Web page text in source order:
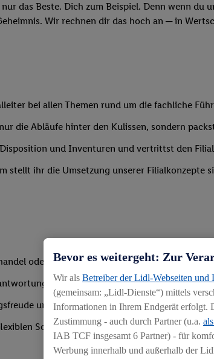
das Beste. Dich zum Beispiel. Denn wenn
Wir rechnen dir das hoch an ─ in
bei allen Themen rund um die fachliche
die Abläufe hinter den Kulissen, sondern
und Inventuren und vertrittst den
stellt ihr die Umsetzung unserer
oder einer vergleichbaren Branche mit
und der Fähigkeit,
und Ergebnisorientierung
Schichtmodellen
Bevor es weitergeht: Zur
Wir als Betreiber der Lidl-Webseiten und
(gemeinsam: „Lidl-Dienste“) mittels
Informationen in Ihrem Endgerät erfolgt.
Zustimmung - auch durch Partner (u.a.
IAB TCF insgesamt 6 Partner) - für
Werbung innerhalb und außerhalb der